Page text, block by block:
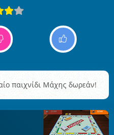
παιχνίδι Μάχης δωρεάν!